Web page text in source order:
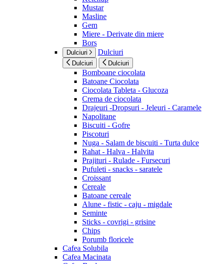
Mustar
Masline
Gem
Miere - Derivate din miere
Bors
Dulciuri Dulciuri
Dulciuri Dulciuri
Bomboane ciocolata
Batoane Ciocolata
Ciocolata Tableta - Glucoza
Crema de ciocolata
Drajeuri -Dropsuri - Jeleuri - Caramele
Napolitane
Biscuiti - Gofre
Piscoturi
Nuga - Salam de biscuiti - Turta dulce
Rahat - Halva - Halvita
Prajituri - Rulade - Fursecuri
Pufuleti - snacks - saratele
Croissant
Cereale
Batoane cereale
Alune - fistic - caju - migdale
Seminte
Sticks - covrigi - grisine
Chips
Porumb floricele
Cafea Solubila
Cafea Macinata